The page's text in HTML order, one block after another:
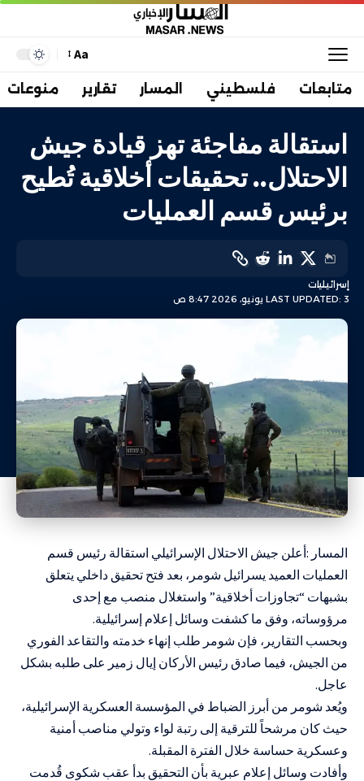
Aa
متابعات فلسطيني المسار تقارير منوعات
استقالة مفاجئة تهز قيادة جيش
الاحتلال.. تحقيقات أخلاقية تُطيح
برئيس قسم العمليات
LAST UPDATED: 3 يونيو، 2026 8:47 ص
إسرائيليات
المسار :أعلن جيش الاحتلال الإسرائيلي استقالة رئيس قسم
العمليات العميد يسرائيل شومر، بعد فتح تحقيق داخلي يتعلق
بشبهات “تجاوزات أخلاقية” واستغلال منصب مع إحدى
مرؤوساته، وفق ما كشفت وسائل إعلام إسرائيلية.
وبحسب التقارير، فإن شومر طلب إنهاء خدمته والتقاعد الفوري
من الجيش، فيما صادق رئيس الأركان إيال زمير على طلبه بشكل
عاجل.
ويُعد شومر من أبرز الضباط في المؤسسة العسكرية الإسرائيلية،
حيث كان مرشحاً للترقية إلى رتبة لواء وتولي مناصب أمنية
وعسكرية حساسة خلال الفترة المقبلة.
وأفادت وسائل إعلام عبرية بأن التحقيق بدأ عقب شكوى قُدمت